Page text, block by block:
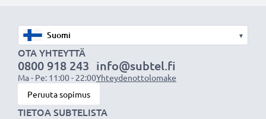
✔ Tämä vastavalosuoja vastaa alkuperäistä
vastavalosuojaa
✔ Vastavalosuoja muotokuva- ja teleobjektiiveille
✔ Voidaan yhdistää linssisuojukseen, objektiivin
suojukseen tai suotimiin
✔ Muotoiltu bajonetti-vastavalosuoja
▾
OTA YHTEYTTÄ
0800 918 243
Ma - Pe: 11:00 - 22:00
info@subtel.fi
Yhteydenottolomake
Peruuta sopimus
TIETOA SUBTELISTA